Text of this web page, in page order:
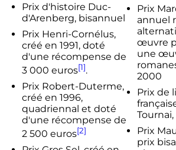
Prix d'histoire Duc-
d'Arenberg, bisannuel
Prix Henri-Cornélus,
créé en 1991, doté
d'une récompense de
3 000 euros[1].
Prix Robert-Duterme,
créé en 1996,
quadriennal et doté
d'une récompense de
2 500 euros[2]
Prix
annuel
œuvre
une
2000
Prix de
Prix
prix